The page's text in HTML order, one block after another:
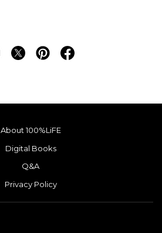
About 100%LiFE
Digital Books
Q&A
Privacy Policy